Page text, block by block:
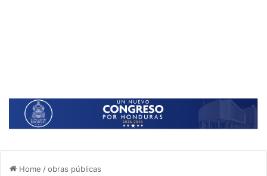
Home /obras públicas